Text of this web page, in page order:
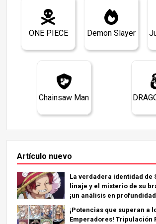
ONE PIECE Demon Slayer
Chainsaw Man
Artículo nuevo
La verdadera identidad de
linaje y el misterio de su
¡un análisis en
¡Potencias que superan a
Emperadores! Tripulación